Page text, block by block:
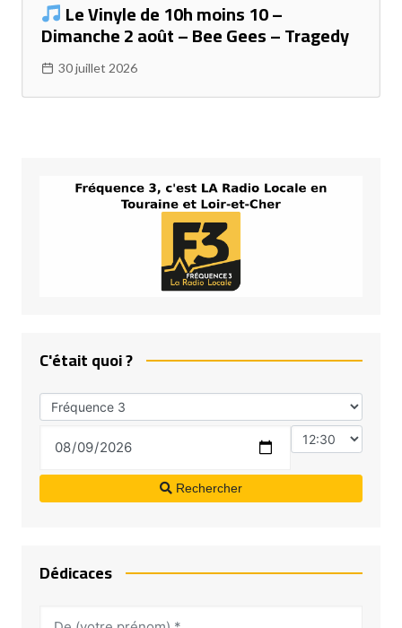
Le Vinyle de 10h moins 10 –
Dimanche 2 août – Bee Gees – Tragedy
30 juillet 2026
C'était quoi ?
Rechercher
Dédicaces